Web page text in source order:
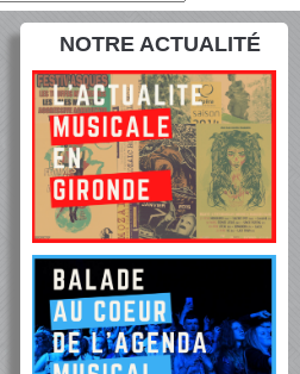
NOTRE ACTUALITÉ